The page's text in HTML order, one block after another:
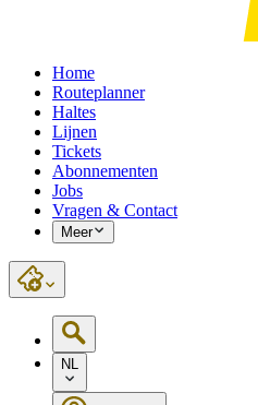
Home
Routeplanner
Haltes
Lijnen
Tickets
Abonnementen
Jobs
Vragen & Contact
Meer
NL